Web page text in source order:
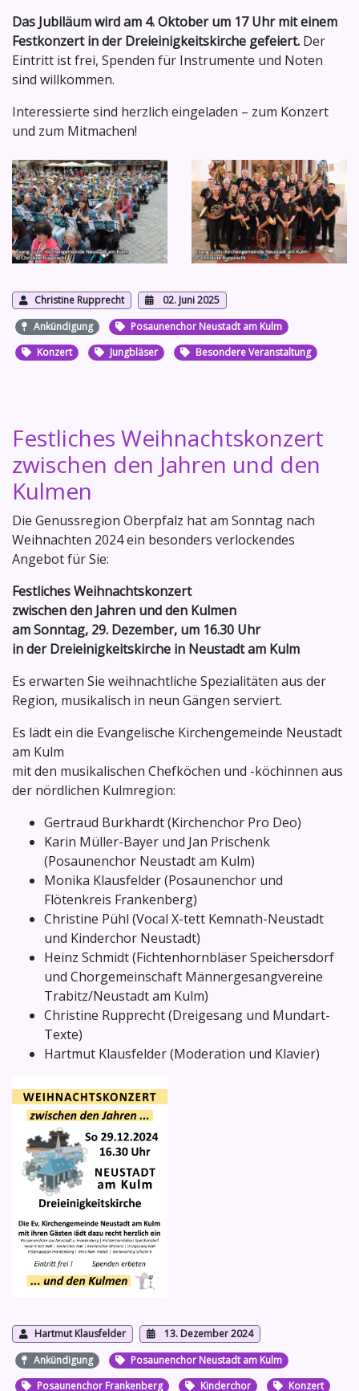
Das Jubiläum wird am 4. Oktober um 17 Uhr mit einem
Festkonzert in der Dreieinigkeitskirche gefeiert. Der
Eintritt ist frei, Spenden für Instrumente und Noten
sind willkommen.
Interessierte sind herzlich eingeladen – zum Konzert
und zum Mitmachen!
Christine Rupprecht
02. Juni 2025
Ankündigung
Posaunenchor Neustadt am Kulm
Konzert
Jungbläser Besondere Veranstaltung
Festliches Weihnachtskonzert
zwischen den Jahren und den
Kulmen
Die Genussregion Oberpfalz hat am Sonntag nach
Weihnachten 2024 ein besonders verlockendes
Angebot für Sie:
Festliches Weihnachtskonzert
zwischen den Jahren und den Kulmen
am Sonntag, 29. Dezember, um 16.30 Uhr
in der Dreieinigkeitskirche in Neustadt am Kulm
Es erwarten Sie weihnachtliche Spezialitäten aus der
Region, musikalisch in neun Gängen serviert.
Es lädt ein die Evangelische Kirchengemeinde Neustadt
am Kulm
mit den musikalischen Chefköchen und -köchinnen aus
der nördlichen Kulmregion:
Gertraud Burkhardt (Kirchenchor Pro Deo)
Karin Müller-Bayer und Jan Prischenk
(Posaunenchor Neustadt am Kulm)
Monika Klausfelder (Posaunenchor und
Flötenkreis Frankenberg)
Christine Pühl (Vocal X-tett Kemnath-Neustadt
und Kinderchor Neustadt)
Heinz Schmidt (Fichtenhornbläser Speichersdorf
und Chorgemeinschaft Männergesangvereine
Trabitz/Neustadt am Kulm)
Christine Rupprecht (Dreigesang und Mundart-
Texte)
Hartmut Klausfelder (Moderation und Klavier)
Hartmut Klausfelder
13. Dezember 2024
Ankündigung
Posaunenchor Neustadt am Kulm
Posaunenchor Frankenberg
Kinderchor Konzert